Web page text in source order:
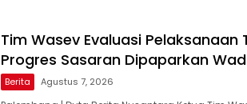
Tim Wasev Evaluasi Pelaksanaan
Progres Sasaran Dipaparkan
Berita Agustus 7, 2026